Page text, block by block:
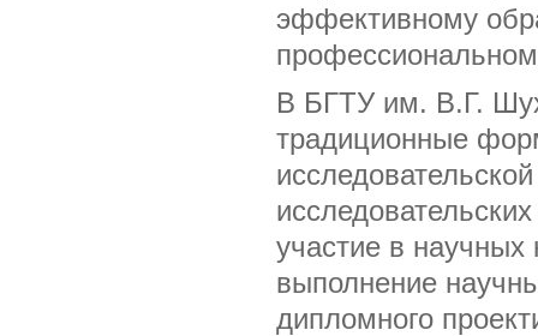
эффективному
В БГТУ им. В.Г.
традиционные
участие в
выполнение
дипломного